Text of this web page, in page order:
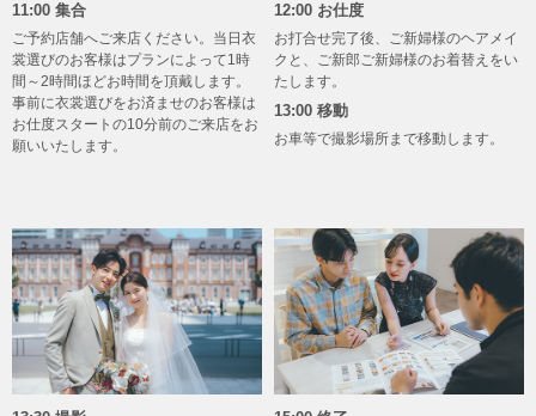
11:00 集合
ご予約店舗へご来店ください。当日衣
裳選びのお客様はプランによって1時
間～2時間ほどお時間を頂戴します。
事前に衣裳選びをお済ませのお客様は
お仕度スタートの10分前のご来店をお
願いいたします。
12:00 お仕度
お打合せ完了後、ご新婦様のヘアメイ
クと、ご新郎ご新婦様のお着替えをい
たします。
13:00 移動
お車等で撮影場所まで移動します。